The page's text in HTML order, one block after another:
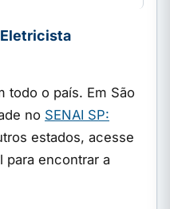
todo o país. Em São
no SENAI SP:
estados, acesse
para encontrar a